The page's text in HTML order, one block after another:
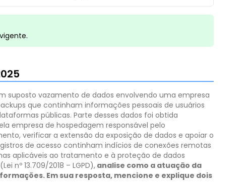
suposto vazamento de dados envolvendo uma empresa
que continham informações pessoais de usuários
públicas. Parte desses dados foi obtida
empresa de hospedagem responsável pelo
verificar a extensão da exposição de dados e apoiar o
de acesso continham indícios de conexões remotas
aplicáveis ao tratamento e à proteção de dados
nº 13.709/2018 – LGPD), analise como a atuação da
Em sua resposta, mencione e explique dois